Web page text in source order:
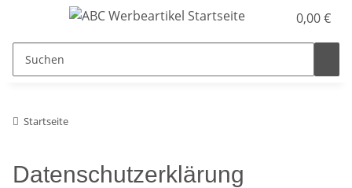
0,00 €
Startseite
Datenschutzerklärung